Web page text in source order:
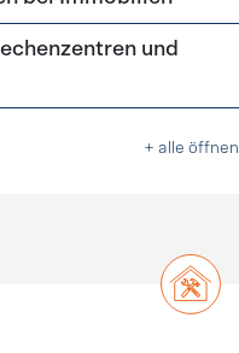
und
+ alle öffnen